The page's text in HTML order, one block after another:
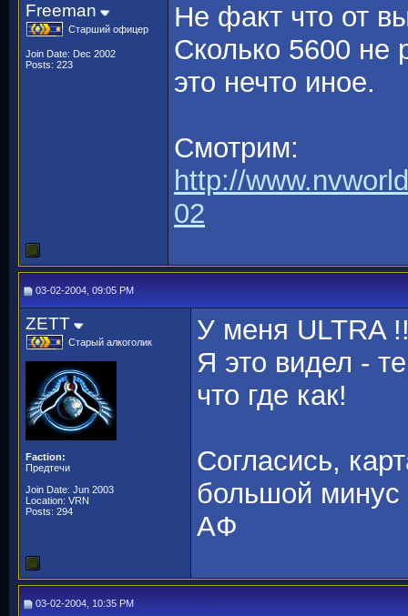
Freeman
Старший офицер
Join Date: Dec 2002
Posts: 223
Не факт что от
Сколько 5600 не
это нечто иное.
Смотрим:
http://
02
03-02-2004, 09:05 PM
ZETT
Старый алкоголик
Faction:
Предтечи
Join Date: Jun 2003
Location: VRN
Posts: 294
У меня ULTRA
Я это видел -
что где как!
Согласись,
большой минус
AФ
03-02-2004, 10:35 PM